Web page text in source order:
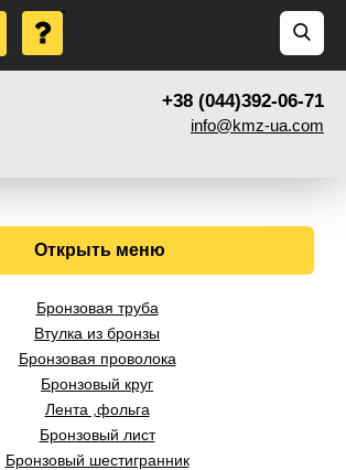
+38 (044)392-06-71
info@kmz-ua.com
Открыть меню
Бронзовая труба
Втулка из бронзы
Бронзовая проволока
Бронзовый круг
Лента ,фольга
Бронзовый лист
Бронзовый шестигранник